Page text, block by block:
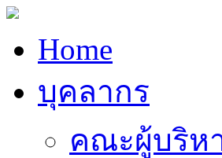
Home
บุคลากร
คณะผู้บริห